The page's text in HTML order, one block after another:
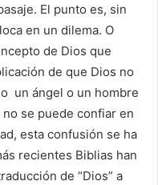
El punto es, sin
en un dilema. O
de Dios que
de que Dios no
un ángel o un hombre
se puede confiar en
esta confusión se ha
recientes Biblias han
de “Dios” a